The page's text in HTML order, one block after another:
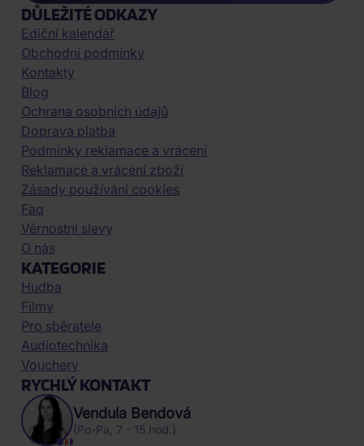
DŮLEŽITÉ ODKAZY
Ediční kalendář
Obchodní podmínky
Kontakty
Blog
Ochrana osobních údajů
Doprava platba
Podmínky reklamace a vrácení
Reklamace a vrácení zboží
Zásady používání cookies
Faq
Věrnostní slevy
O nás
KATEGORIE
Hudba
Filmy
Pro sběratele
Audiotechnika
Vouchery
RYCHLÝ KONTAKT
Vendula Bendová
(Po-Pa, 7 - 15 hod.)